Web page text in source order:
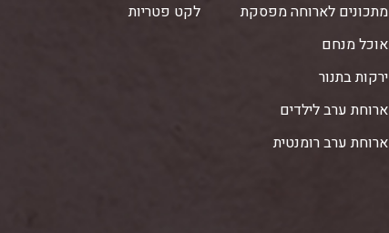
מתכונים לארוחה מפסקת
אוכל מנחם
ירקות בתנור
ארוחת ערב לילדים
ארוחת ערב רומנטית
לקט פטריות